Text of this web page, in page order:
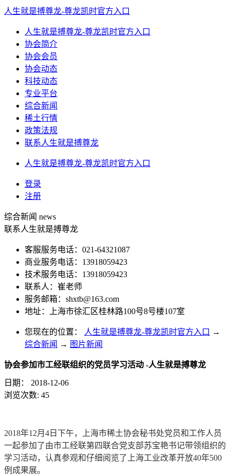
人生就是搏尊龙-尊龙凯时官方入口
人生就是搏尊龙-尊龙凯时官方入口
协会简介
协会会员
协会动态
科技动态
专业平台
综合新闻
稀土行情
政策法规
联系人生就是搏尊龙
人生就是搏尊龙-尊龙凯时官方入口
登录
注册
综合新闻 news
联系人生就是搏尊龙
客服服务电话：021-64321087
商业服务电话：13918059423
技术服务电话：13918059423
联系人：崔老师
服务邮箱： shxtb@163.com
地址：上海市徐汇区桂林路100号8号楼107室
您现在的位置： 人生就是搏尊龙-尊龙凯时官方入口 →
综合新闻 → 图片新闻
协会参加市工经联组织的党员学习活动 -人生就是搏尊龙
日期：
2018-12-06
浏览次数: 45
2018年12月4日下午，上海市稀土协会秘书处党员和工作人员
一起参加了由市工经联第四联合党支部苏宝艳书记带领组织的
学习活动，认真参观和仔细阅览了上海工业改革开放40年500
例成果展。